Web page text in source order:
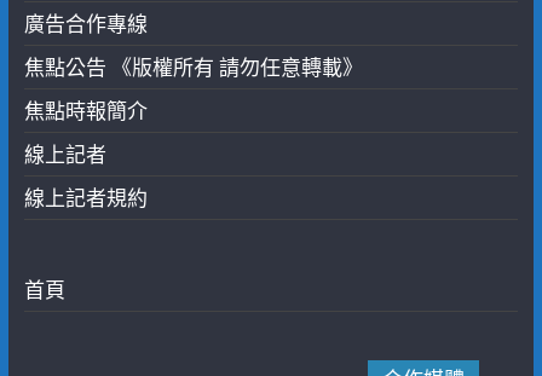
廣告合作專線
焦點公告 《版權所有 請勿任意轉載》
焦點時報簡介
線上記者
線上記者規約
首頁